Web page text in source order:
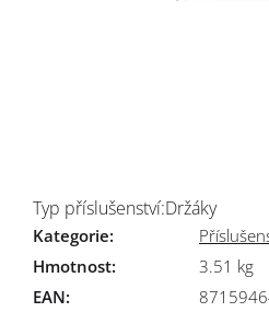
Typ příslušenství:Držáky
Kategorie:
Hmotnost:
3.51 kg
EAN: